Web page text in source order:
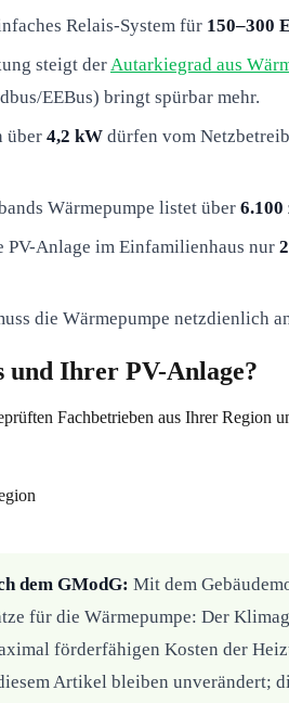
Relais-System für 150–300
steigt derAutarkiegrad aus
EEBus) bringt spürbar mehr.
über 4,2 kW dürfen vom
Wärmepumpe listet über
PV-Anlage im Einfamilienhaus nur
die Wärmepumpe netzdienlich
und Ihrer PV-Anlage?
Fachbetrieben aus Ihrer Region
dem GModG: Mit dem
für die Wärmepumpe: Der
förderfähigen Kosten der
Artikel bleiben unverändert;